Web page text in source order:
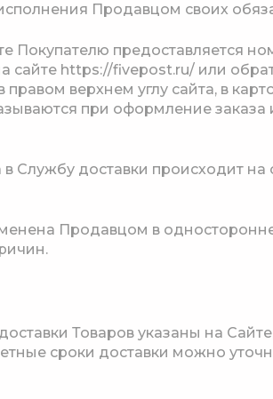
Продавцом своих
Покупателю предоставляется
сайте https://fivepost.ru/ или
верхнем углу сайта, в
при оформление
Службу доставки происходит
Продавцом в
Товаров указаны на
сроки доставки можно